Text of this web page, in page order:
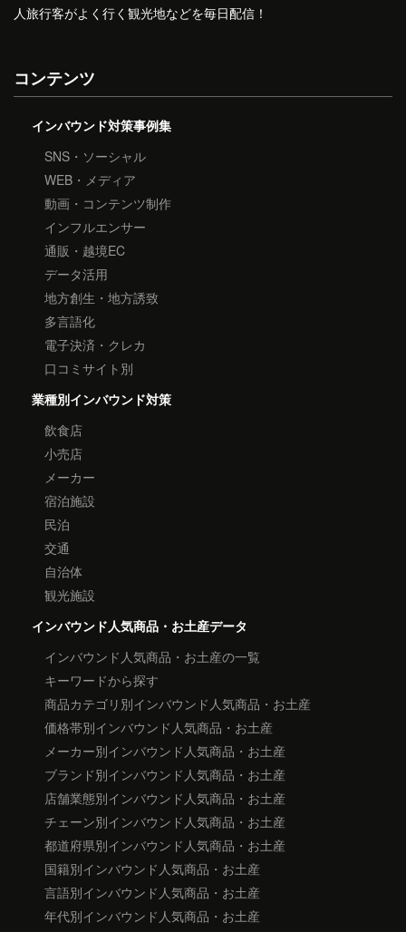
人旅行客がよく行く観光地などを毎日配信！
コンテンツ
インバウンド対策事例集
SNS・ソーシャル
WEB・メディア
動画・コンテンツ制作
インフルエンサー
通販・越境EC
データ活用
地方創生・地方誘致
多言語化
電子決済・クレカ
口コミサイト別
業種別インバウンド対策
飲食店
小売店
メーカー
宿泊施設
民泊
交通
自治体
観光施設
インバウンド人気商品・お土産データ
インバウンド人気商品・お土産の一覧
キーワードから探す
商品カテゴリ別インバウンド人気商品・お土産
価格帯別インバウンド人気商品・お土産
メーカー別インバウンド人気商品・お土産
ブランド別インバウンド人気商品・お土産
店舗業態別インバウンド人気商品・お土産
チェーン別インバウンド人気商品・お土産
都道府県別インバウンド人気商品・お土産
国籍別インバウンド人気商品・お土産
言語別インバウンド人気商品・お土産
年代別インバウンド人気商品・お土産